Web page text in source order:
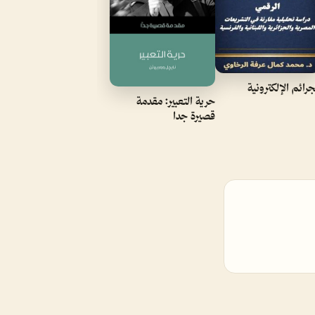
الإلكترونية
حرية التعبير: مقدمة
قصيرة جدا